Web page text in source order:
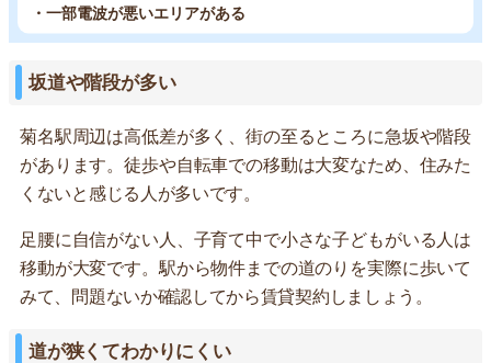
・一部電波が悪いエリアがある
坂道や階段が多い
菊名駅周辺は高低差が多く、街の至るところに急坂や階段
があります。徒歩や自転車での移動は大変なため、住みた
くないと感じる人が多いです。
足腰に自信がない人、子育て中で小さな子どもがいる人は
移動が大変です。駅から物件までの道のりを実際に歩いて
みて、問題ないか確認してから賃貸契約しましょう。
道が狭くてわかりにくい